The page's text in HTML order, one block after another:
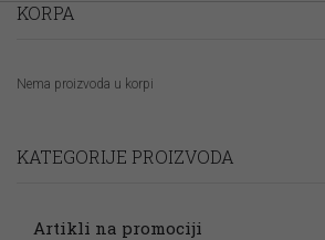
KORPA
Nema proizvoda u korpi
KATEGORIJE PROIZVODA
Artikli na promociji